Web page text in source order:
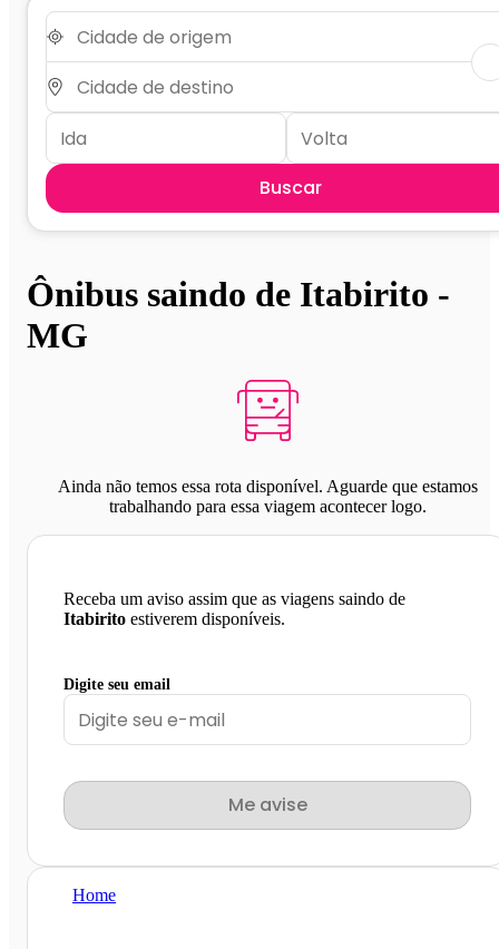
Buscar
Ônibus saindo de Itabirito -
MG
Ainda não temos essa rota disponível. Aguarde que estamos
trabalhando para essa viagem acontecer logo.
Receba um aviso assim que as viagens saindo de
Itabirito estiverem disponíveis.
Digite seu email
Me avise
Home